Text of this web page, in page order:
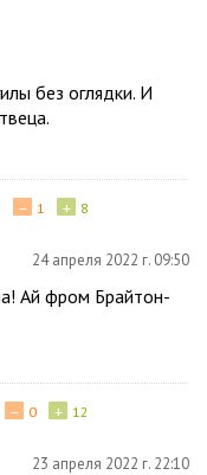
без оглядки. И
+ 8
− 1
24 апреля 2022 г. 09:50
Ай фром Брайтон-
+ 12
− 0
23 апреля 2022 г. 22:10